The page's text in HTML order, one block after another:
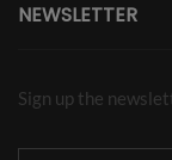
NEWSLETTER
Sign up the